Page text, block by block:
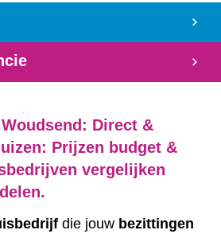
Direct &
Prijzen budget &
vergelijken
die jouw bezittingen